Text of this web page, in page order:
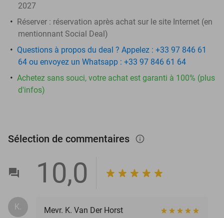
2027
Réserver : réservation après achat sur le site Internet (en
mentionnant Social Deal)
Questions à propos du deal ? Appelez : +33 97 846 61
64 ou envoyez un Whatsapp : +33 97 846 61 64
Achetez sans souci, votre achat est garanti à 100% (plus
d'infos)
Sélection de commentaires info_outlined
10,0
K.
Mevr. K. Van Der Horst